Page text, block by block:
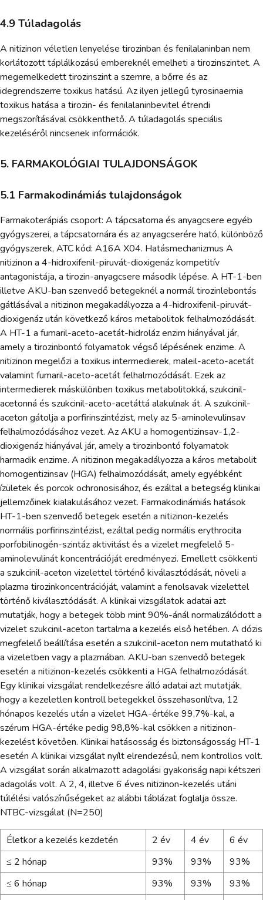
4.9 Túladagolás
A nitizinon véletlen lenyelése tirozinban és fenilalaninban nem
korlátozott táplálkozású embereknél emelheti a tirozinszintet. A
megemelkedett tirozinszint a szemre, a bőrre és az
idegrendszerre toxikus hatású. Az ilyen jellegű tyrosinaemia
toxikus hatása a tirozin- és fenilalaninbevitel étrendi
megszorításával csökkenthető. A túladagolás speciális
kezeléséről nincsenek információk.
5. FARMAKOLÓGIAI TULAJDONSÁGOK
5.1 Farmakodinámiás tulajdonságok
Farmakoterápiás csoport: A tápcsatorna és anyagcsere egyéb
gyógyszerei, a tápcsatornára és az anyagcserére ható, különböző
gyógyszerek, ATC kód: A16A X04. Hatásmechanizmus A
nitizinon a 4-hidroxifenil-piruvát-dioxigenáz kompetitív
antagonistája, a tirozin-anyagcsere második lépése. A HT-1-ben
illetve AKU-ban szenvedő betegeknél a normál tirozinlebontás
gátlásával a nitizinon megakadályozza a 4-hidroxifenil-piruvát-
dioxigenáz után következő káros metabolitok felhalmozódását.
A HT-1 a fumaril-aceto-acetát-hidroláz enzim hiányával jár,
amely a tirozinbontó folyamatok végső lépésének enzime. A
nitizinon megelőzi a toxikus intermedierek, maleil-aceto-acetát
valamint fumaril-aceto-acetát felhalmozódását. Ezek az
intermedierek máskülönben toxikus metabolitokká, szukcinil-
acetonná és szukcinil-aceto-acetáttá alakulnak át. A szukcinil-
aceton gátolja a porfirinszintézist, mely az 5-aminolevulinsav
felhalmozódásához vezet. Az AKU a homogentizinsav-1,2-
dioxigenáz hiányával jár, amely a tirozinbontó folyamatok
harmadik enzime. A nitizinon megakadályozza a káros metabolit
homogentizinsav (HGA) felhalmozódását, amely egyébként
ízületek és porcok ochronosisához, és ezáltal a betegség klinikai
jellemzőinek kialakulásához vezet. Farmakodinámiás hatások
HT-1-ben szenvedő betegek esetén a nitizinon-kezelés
normális porfirinszintézist, ezáltal pedig normális erythrocita
porfobilinogén-szintáz aktivitást és a vizelet megfelelő 5-
aminolevulinát koncentrációját eredményezi. Emellett csökkenti
a szukcinil-aceton vizelettel történő kiválasztódását, növeli a
plazma tirozinkoncentrációját, valamint a fenolsavak vizelettel
történő kiválasztódását. A klinikai vizsgálatok adatai azt
mutatják, hogy a betegek több mint 90%-ánál normalizálódott a
vizelet szukcinil-aceton tartalma a kezelés első hetében. A dózis
megfelelő beállítása esetén a szukcinil-aceton nem mutatható ki
a vizeletben vagy a plazmában. AKU-ban szenvedő betegek
esetén a nitizinon-kezelés csökkenti a HGA felhalmozódását.
Egy klinikai vizsgálat rendelkezésre álló adatai azt mutatják,
hogy a kezeletlen kontroll betegekkel összehasonlítva, 12
hónapos kezelés után a vizelet HGA-értéke 99,7%-kal, a
szérum HGA-értéke pedig 98,8%-kal csökken a nitizinon-
kezelést követően. Klinikai hatásosság és biztonságosság HT-1
esetén A klinikai vizsgálat nyílt elrendezésű, nem kontrollos volt.
A vizsgálat során alkalmazott adagolási gyakoriság napi kétszeri
adagolás volt. A 2, 4, illetve 6 éves nitizinon-kezelés utáni
túlélési valószínűségeket az alábbi táblázat foglalja össze.
NTBC-vizsgálat (N=250)
Életkor a kezelés kezdetén 2 év 4 év
6 év
≤ 2 hónap
93% 93%
93%
≤ 6 hónap
93% 93%
93%